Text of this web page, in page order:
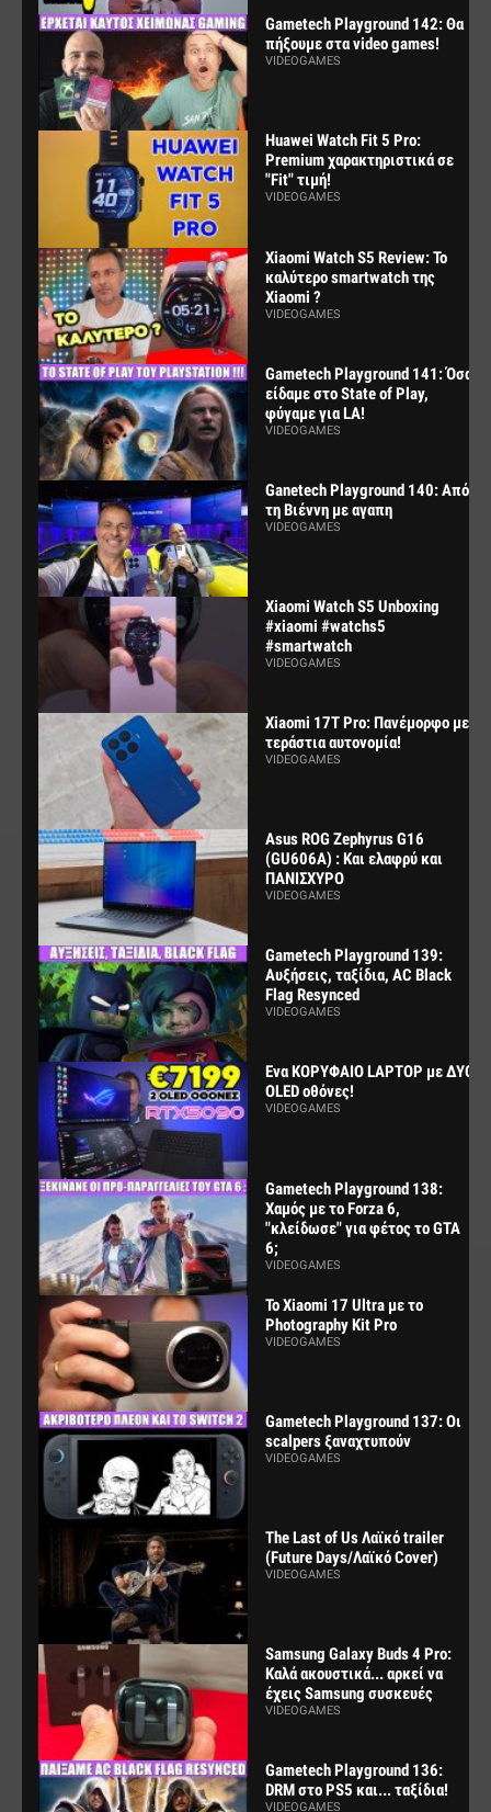
Gametech Playground 142: Θα
πήξουμε στα video games!
VIDEOGAMES
Huawei Watch Fit 5 Pro:
Premium χαρακτηριστικά σε
"Fit" τιμή!
VIDEOGAMES
Xiaomi Watch S5 Review: Το
καλύτερο smartwatch της
Xiaomi ?
VIDEOGAMES
Gametech Playground 141: Όσα
είδαμε στο State of Play,
φύγαμε για LA!
VIDEOGAMES
Ganetech Playground 140: Από
τη Βιέννη με αγαπη
VIDEOGAMES
Xiaomi Watch S5 Unboxing
#xiaomi #watchs5
#smartwatch
VIDEOGAMES
Xiaomi 17T Pro: Πανέμορφο με
τεράστια αυτονομία!
VIDEOGAMES
Asus ROG Zephyrus G16
(GU606A) : Και ελαφρύ και
ΠΑΝΙΣΧΥΡΟ
VIDEOGAMES
Gametech Playground 139:
Αυξήσεις, ταξίδια, AC Black
Flag Resynced
VIDEOGAMES
Ενα ΚΟΡΥΦΑΙΟ LAPTOP με ΔΥΟ
OLED οθόνες!
VIDEOGAMES
Gametech Playground 138:
Χαμός με το Forza 6,
"κλείδωσε" για φέτος το GTA
6;
VIDEOGAMES
Το Xiaomi 17 Ultra με το
Photography Kit Pro
VIDEOGAMES
Gametech Playground 137: Οι
scalpers ξαναχτυπούν
VIDEOGAMES
The Last of Us Λαϊκό trailer
(Future Days/Λαϊκό Cover)
VIDEOGAMES
Samsung Galaxy Buds 4 Pro:
Καλά ακουστικά... αρκεί να
έχεις Samsung συσκευές
VIDEOGAMES
Gametech Playground 136:
DRM στο PS5 και... ταξίδια!
VIDEOGAMES